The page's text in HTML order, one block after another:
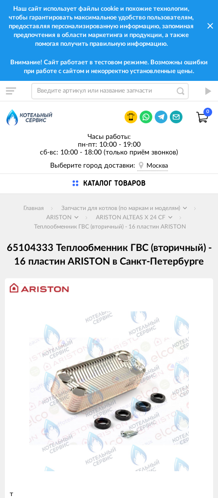
Наш сайт использует файлы cookie и похожие технологии,
чтобы гарантировать максимальное удобство пользователям,
предоставляя персонализированную информацию, запоминая
предпочтения в области маркетинга и продукции, а также
помогая получить правильную информацию.
Внимание! Сайт работает в тестовом режиме. Возможны ошибки
при работе с сайтом и некорректно установленные цены.
0
Часы работы:
пн-пт: 10:00 - 19:00
сб-вс: 10:00 - 18:00 (только приём звонков)
Выберите город доставки:
Москва
КАТАЛОГ ТОВАРОВ
Главная
Запчасти для котлов (по маркам и моделям)
ARISTON
ARISTON ALTEAS X 24 CF
Теплообменник ГВС (вторичный) - 16 пластин ARISTON
65104333 Теплообменник ГВС (вторичный) -
16 пластин ARISTON в Санкт-Петербурге
Изображения
т